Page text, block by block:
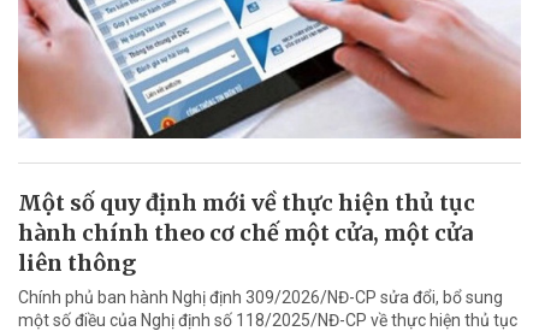
Một số quy định mới về thực hiện thủ tục
hành chính theo cơ chế một cửa, một cửa
liên thông
Chính phủ ban hành Nghị định 309/2026/NĐ-CP sửa đổi, bổ sung
một số điều của Nghị định số 118/2025/NĐ-CP về thực hiện thủ tục